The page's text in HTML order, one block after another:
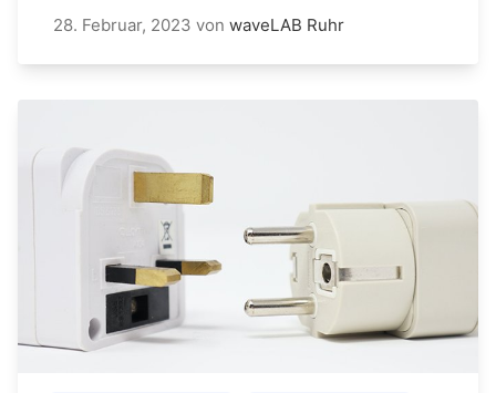
28. Februar, 2023 von waveLAB Ruhr